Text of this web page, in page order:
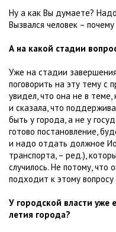
Ну а как Вы думаете?
Вызвался человек –
А на какой стадии
Уже на стадии
поговорить на эту тему с
увидел, что она не в теме,
и сказала, что
быть у города, а не у
готово постановление,
и надо отдать должное
транспорта, – ред.),
случилось. Не потому, что
подходит к этому
У городской власти уже
летия города?